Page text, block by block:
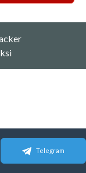
Telegram